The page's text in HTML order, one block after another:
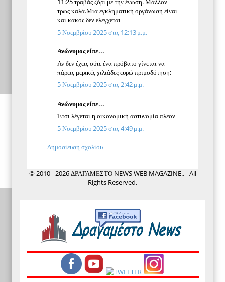
τρως καλά.Μια εγκληματική οργάνωση είναι
και κακος δεν ελεγχεται
5 Νοεμβρίου 2025 στις 12:13 μ.μ.
Ανώνυμος είπε...
Αν δεν έχεις ούτε ένα πρόβατο γίνεται να
πάρεις μερικές χιλιάδες ευρώ πριμοδότηση;
5 Νοεμβρίου 2025 στις 2:42 μ.μ.
Ανώνυμος είπε...
Έτσι λέγεται η οικονομική αστυνομία πλεον
5 Νοεμβρίου 2025 στις 4:49 μ.μ.
Δημοσίευση σχολίου
© 2010 - 2026 ΔΡΑΓΑΜΕΣΤΟ NEWS WEB MAGAZINE.. - All
Rights Reserved.